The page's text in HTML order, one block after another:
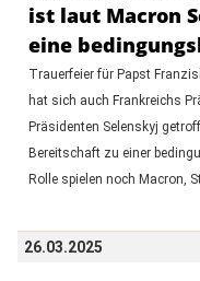
ist laut Macron
eine
Trauerfeier für Papst
hat sich auch Frankreichs
Präsidenten Selenskyj
Bereitschaft zu einer
Rolle spielen noch Macron,
26.03.2025